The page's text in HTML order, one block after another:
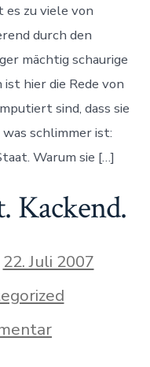
es zu viele von
durch den
mächtig schaurige
hier die Rede von
sind, dass sie
schlimmer ist:
Warum sie […]
Kackend.
22. Juli 2007
zu
Immanuel